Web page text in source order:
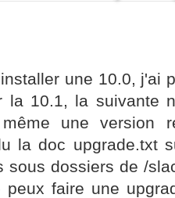
une 10.0, j'ai
la 10.1, la suivante
une version
la doc upgrade.txt
sous dossiers de /
peux faire une